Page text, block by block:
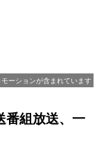
ーションが含まれています
番組放送、一